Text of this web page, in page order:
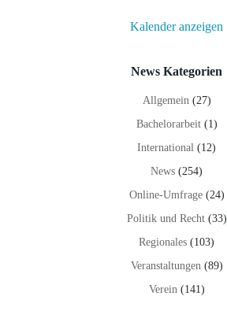
Kalender anzeigen
News Kategorien
Allgemein(27)
Bachelorarbeit(1)
International (12)
News (254)
Online-Umfrage(24)
Politik und Recht(33)
Regionales (103)
Veranstaltungen(89)
Verein(141)